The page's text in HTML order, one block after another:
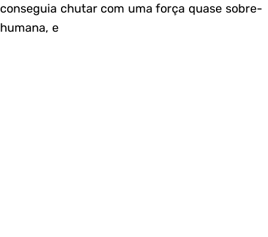
conseguia chutar com uma força quase sobre-
humana, e